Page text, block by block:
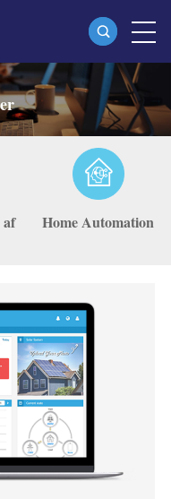
(WEM3080)
(WEM3080T)
(WEM3046T)
af
Home Automation